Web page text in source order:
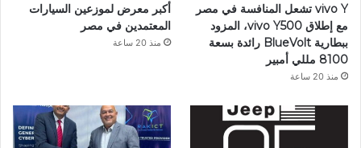
vivo Y تشعل المنافسة في مصر
مع إطلاق vivo Y500، المزود
ببطارية BlueVolt رائدة بسعة
8100 مللي أمبير
منذ 20 ساعة
أكبر معرض لموزعين السيارات
المعتمدين في مصر
منذ 20 ساعة